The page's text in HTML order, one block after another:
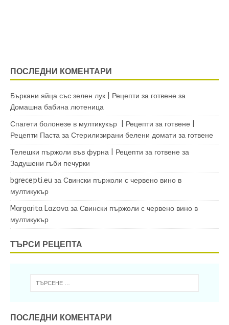
ПОСЛЕДНИ КОМЕНТАРИ
Бъркани яйца със зелен лук | Рецепти за готвене за
Домашна бабина лютеница
Спагети болонезе в мултикукър | Рецепти за готвене |
Рецепти Паста за Стерилизирани белени домати за готвене
Телешки пържоли във фурна | Рецепти за готвене за
Задушени гъби печурки
bgrecepti.eu за Свински пържоли с червено вино в
мултикукър
Margarita Lazova за Свински пържоли с червено вино в
мултикукър
ТЪРСИ РЕЦЕПТА
ПОСЛЕДНИ КОМЕНТАРИ